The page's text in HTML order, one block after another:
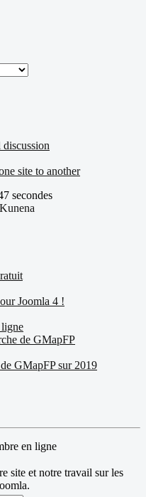
site to another
secondes
Kunena
Joomla 4 !
de GMapFP
GMapFP sur 2019
en ligne
site et notre travail sur les